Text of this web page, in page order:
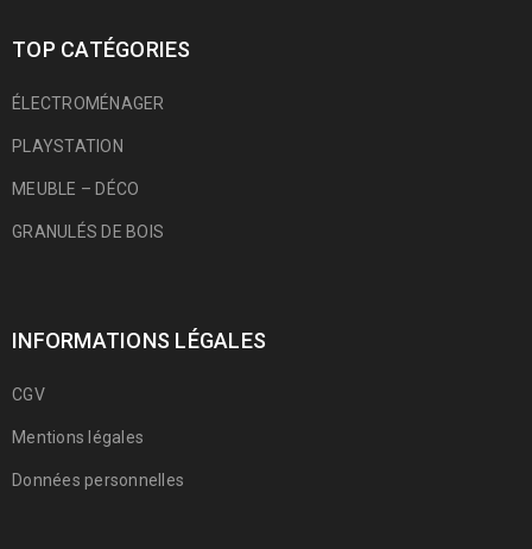
TOP CATÉGORIES
ÉLECTROMÉNAGER
PLAYSTATION
MEUBLE – DÉCO
GRANULÉS DE BOIS
INFORMATIONS LÉGALES
CGV
Mentions légales
Données personnelles